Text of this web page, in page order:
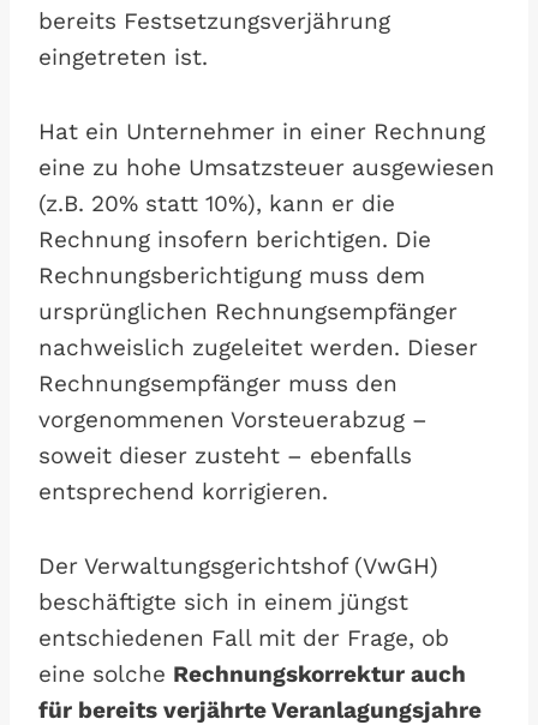
bereits Festsetzungsverjährung
eingetreten ist.
Hat ein Unternehmer in einer Rechnung
eine zu hohe Umsatzsteuer ausgewiesen
(z.B. 20% statt 10%), kann er die
Rechnung insofern berichtigen. Die
Rechnungsberichtigung muss dem
ursprünglichen Rechnungsempfänger
nachweislich zugeleitet werden. Dieser
Rechnungsempfänger muss den
vorgenommenen Vorsteuerabzug –
soweit dieser zusteht – ebenfalls
entsprechend korrigieren.
Der Verwaltungsgerichtshof (VwGH)
beschäftigte sich in einem jüngst
entschiedenen Fall mit der Frage, ob
eine solche Rechnungskorrektur auch
für bereits verjährte Veranlagungsjahre